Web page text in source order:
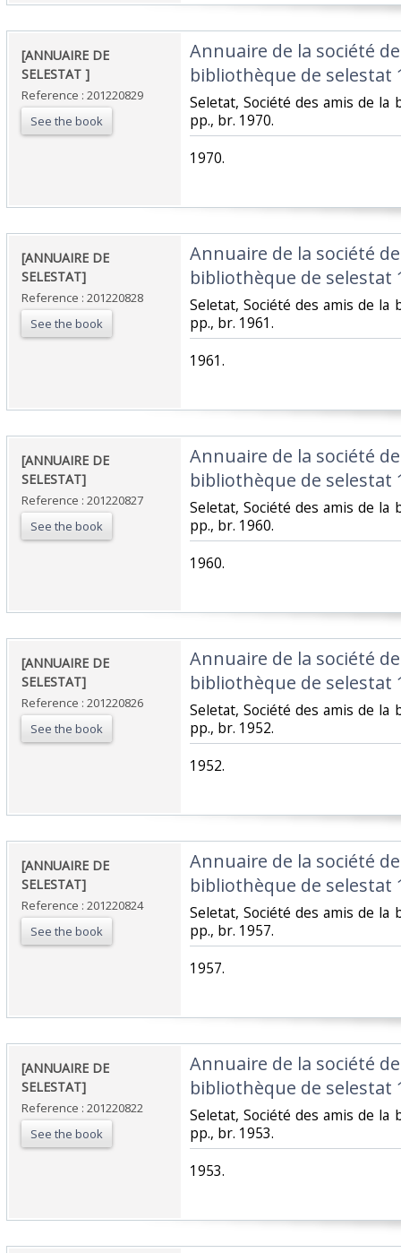
‎[ANNUAIRE DE
SELESTAT ]‎
Reference : 201220829
See the book
‎Annuaire de la société
bibliothèque de selestat
‎Seletat, Société des amis de
pp., br. 1970.‎
‎1970.‎
‎[ANNUAIRE DE
SELESTAT]‎
Reference : 201220828
See the book
‎Annuaire de la société
bibliothèque de selestat
‎Seletat, Société des amis de
pp., br. 1961.‎
‎1961.‎
‎[ANNUAIRE DE
SELESTAT]‎
Reference : 201220827
See the book
‎Annuaire de la société
bibliothèque de selestat
‎Seletat, Société des amis de
pp., br. 1960.‎
‎1960.‎
‎[ANNUAIRE DE
SELESTAT]‎
Reference : 201220826
See the book
‎Annuaire de la société
bibliothèque de selestat
‎Seletat, Société des amis de
pp., br. 1952.‎
‎1952.‎
‎[ANNUAIRE DE
SELESTAT]‎
Reference : 201220824
See the book
‎Annuaire de la société
bibliothèque de selestat
‎Seletat, Société des amis de
pp., br. 1957.‎
‎1957.‎
‎[ANNUAIRE DE
SELESTAT]‎
Reference : 201220822
See the book
‎Annuaire de la société
bibliothèque de selestat
‎Seletat, Société des amis de
pp., br. 1953.‎
‎1953.‎